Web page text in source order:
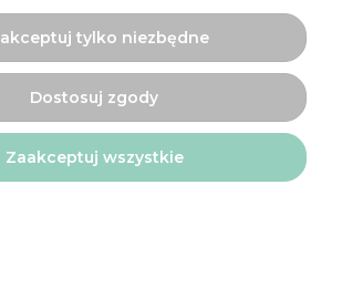
i wykonanie:Ecommercy.pl
pełną wersję strony
Sklep internetowy Shoper.pl
tylko niezbędne
Dostosuj zgody
Zaakceptuj wszystkie